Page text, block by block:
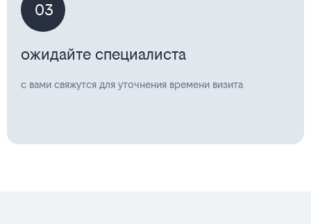
03
ожидайте специалиста
с вами свяжутся для уточнения времени визита